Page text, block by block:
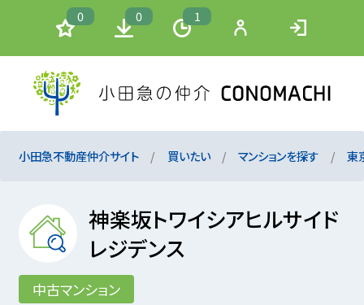
0 0 1
小田急不動産仲介サイト 買いたい マンションを探す 東
神楽坂トワイシアヒルサイド
レジデンス
中古マンション